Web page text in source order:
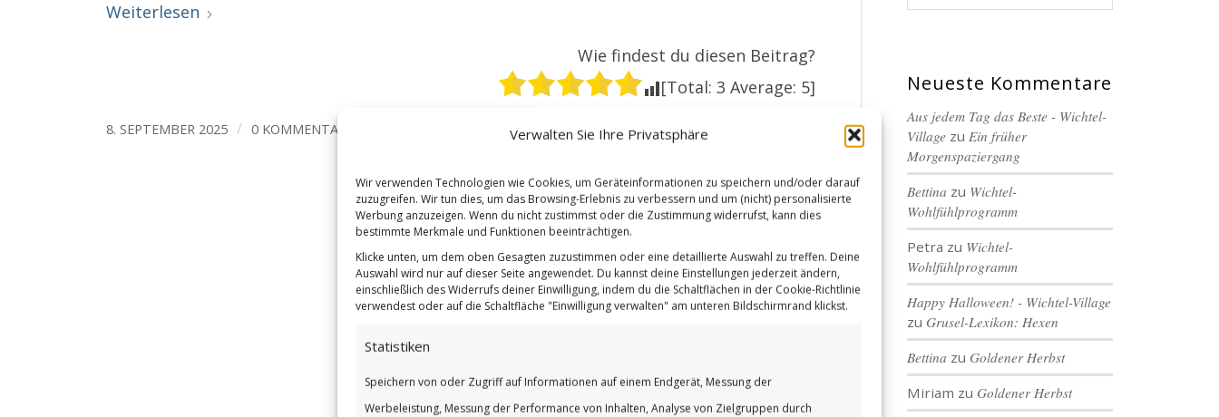
Verwalten Sie Ihre Privatsphäre
Wir verwenden Technologien wie Cookies, um Geräteinformationen zu speichern und/oder darauf
zuzugreifen. Wir tun dies, um das Browsing-Erlebnis zu verbessern und um (nicht) personalisierte
Werbung anzuzeigen. Wenn du nicht zustimmst oder die Zustimmung widerrufst, kann dies
bestimmte Merkmale und Funktionen beeinträchtigen.
Klicke unten, um dem oben Gesagten zuzustimmen oder eine detaillierte Auswahl zu treffen. Deine
Auswahl wird nur auf dieser Seite angewendet. Du kannst deine Einstellungen jederzeit ändern,
einschließlich des Widerrufs deiner Einwilligung, indem du die Schaltflächen in der Cookie-Richtlinie
verwendest oder auf die Schaltfläche "Einwilligung verwalten" am unteren Bildschirmrand klickst.
Statistiken
Speichern von oder Zugriff auf Informationen auf einem Endgerät, Messung der
Werbeleistung, Messung der Performance von Inhalten, Analyse von Zielgruppen durch
Weiterlesen
Wie findest du diesen Beitrag?
[Total:3 Average: 5]
8. SEPTEMBER 2025 / 0 KOMMENTARE
Neueste Kommentare
Aus jedem Tag das Beste - Wichtel-
Village zuEin früher
Morgenspaziergang
Bettina zu Wichtel-
Wohlfühlprogramm
Petra zu Wichtel-
Wohlfühlprogramm
Happy Halloween! - Wichtel-Village
zuGrusel-Lexikon: Hexen
Bettina zuGoldener Herbst
Miriam zuGoldener Herbst